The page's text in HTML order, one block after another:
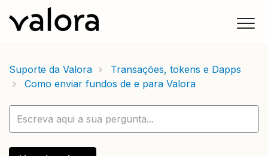
Suporte da Valora
Transações, tokens e Dapps
Como enviar fundos de e para Valora